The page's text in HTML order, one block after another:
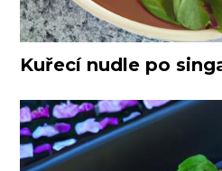
Kuřecí nudle po